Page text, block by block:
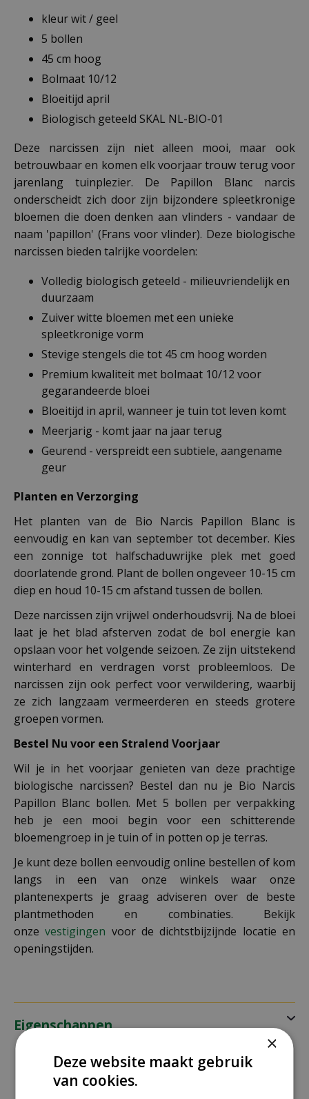
kleur wit / geel
5 bollen
45 cm hoog
Bolmaat 10/12
Bloeitijd april
Biologisch geteeld SKAL NL-BIO-01
Deze narcissen zijn niet alleen mooi, maar ook
betrouwbaar en komen elk voorjaar trouw terug voor
jarenlang tuinplezier. De Papillon Blanc narcis
onderscheidt zich door zijn bijzondere spleetkronige
bloemen die doen denken aan vlinders - vandaar de
naam 'papillon' (Frans voor vlinder). Deze biologische
narcissen bieden talrijke voordelen:
Volledig biologisch geteeld - milieuvriendelijk en
duurzaam
Zuiver witte bloemen met een unieke
spleetkronige vorm
Stevige stengels die tot 45 cm hoog worden
Premium kwaliteit met bolmaat 10/12 voor
gegarandeerde bloei
Bloeitijd in april, wanneer je tuin tot leven komt
Meerjarig - komt jaar na jaar terug
Geurend - verspreidt een subtiele, aangename
geur
Planten en Verzorging
Het planten van de Bio Narcis Papillon Blanc is
eenvoudig en kan van september tot december. Kies
een zonnige tot halfschaduwrijke plek met goed
doorlatende grond. Plant de bollen ongeveer 10-15 cm
diep en houd 10-15 cm afstand tussen de bollen.
Deze narcissen zijn vrijwel onderhoudsvrij. Na de bloei
laat je het blad afsterven zodat de bol energie kan
opslaan voor het volgende seizoen. Ze zijn uitstekend
winterhard en verdragen vorst probleemloos. De
narcissen zijn ook perfect voor verwildering, waarbij
ze zich langzaam vermeerderen en steeds grotere
groepen vormen.
Bestel Nu voor een Stralend Voorjaar
Wil je in het voorjaar genieten van deze prachtige
biologische narcissen? Bestel dan nu je Bio Narcis
Papillon Blanc bollen. Met 5 bollen per verpakking
heb je een mooi begin voor een schitterende
bloemengroep in je tuin of in potten op je terras.
Je kunt deze bollen eenvoudig online bestellen of kom
langs in een van onze winkels waar onze
plantenexperts je graag adviseren over de beste
plantmethoden en combinaties. Bekijk
onzevestigingen voor de dichtstbijzijnde locatie en
openingstijden.
Eigenschappen
EAN code 8712438998034
×
Deze website maakt gebruik
van cookies.